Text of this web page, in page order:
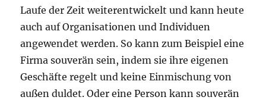
Laufe der Zeit weiterentwickelt und kann heute
auch auf Organisationen und Individuen
angewendet werden. So kann zum Beispiel eine
Firma souverän sein, indem sie ihre eigenen
Geschäfte regelt und keine Einmischung von
außen duldet. Oder eine Person kann souverän